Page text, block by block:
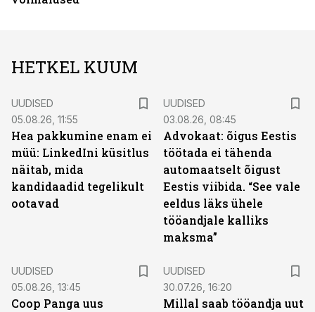
HETKEL KUUM
UUDISED
05.08.26, 11:55
Hea pakkumine enam ei
müü: LinkedIni küsitlus
näitab, mida
kandidaadid tegelikult
ootavad
UUDISED
03.08.26, 08:45
Advokaat: õigus Eestis
töötada ei tähenda
automaatselt õigust
Eestis viibida. “See vale
eeldus läks ühele
tööandjale kalliks
maksma”
UUDISED
05.08.26, 13:45
Coop Panga uus
UUDISED
30.07.26, 16:20
Millal saab tööandja uut